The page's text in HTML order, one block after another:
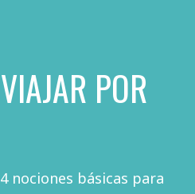
POR
nociones básicas para